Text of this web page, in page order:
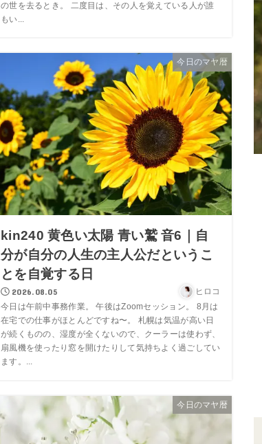
の世を去るとき。 二度目は、その人を覚えている人が誰
もい...
今日のマヤ暦
kin240 黄色い太陽 青い鷲 音6｜自
分が自分の人生の主人公だというこ
とを自覚する日
2026.08.05 ヒロコ
今日は午前中事務作業。 午後はZoomセッション。 8月は
在宅での仕事がほとんどですね〜。 札幌は気温が高い日
が続くものの、湿度が全くないので、クーラーは使わず、
扇風機を使ったり窓を開けたりして気持ちよく過ごしてい
ます。...
今日のマヤ暦